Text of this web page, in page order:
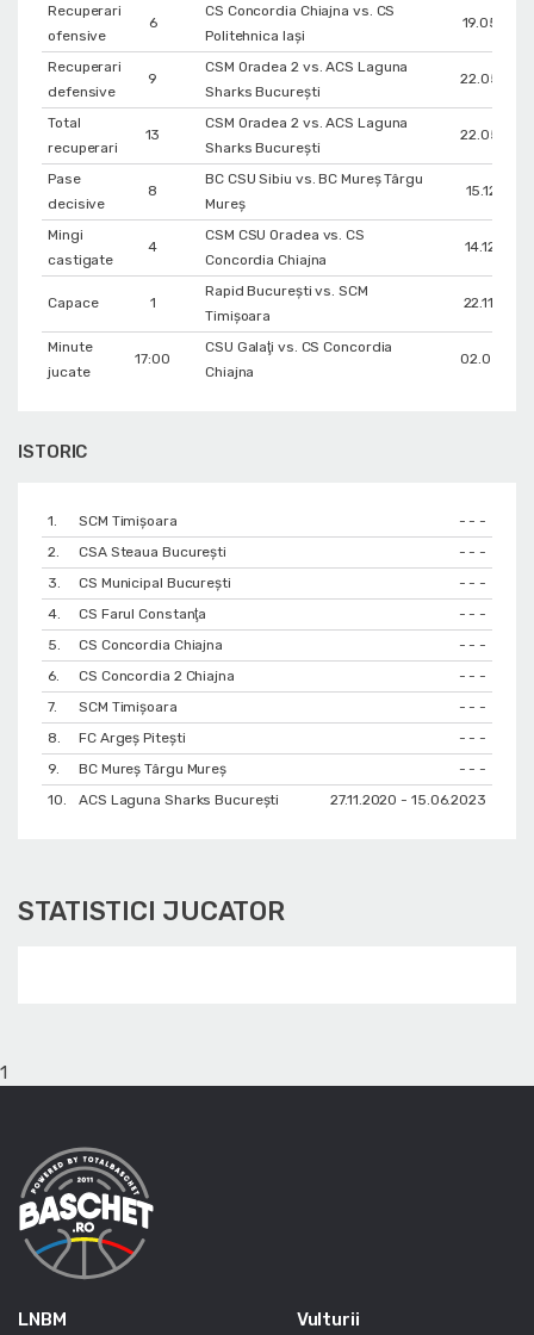
Recuperari
ofensive
6
CS Concordia Chiajna vs. CS
Politehnica Iași
19.05.2013
Recuperari
defensive
9
CSM Oradea 2 vs. ACS Laguna
Sharks București
Total
recuperari
13
CSM Oradea 2 vs. ACS Laguna
Sharks București
Pase
decisive
8
BC CSU Sibiu vs. BC Mureș Târgu
Mureș
15.12.2017
Mingi
castigate
4
CSM CSU Oradea vs. CS
Concordia Chiajna
14.12.2013
Capace 1
Rapid București vs. SCM
Timișoara
22.11.2008
Minute
jucate
17:00
CSU Galaţi vs. CS Concordia
Chiajna
ISTORIC
1. SCM Timișoara
- - -
2.
CSA Steaua București
- - -
3.
CS Municipal București
- - -
4.
CS Farul Constanţa
- - -
5.
CS Concordia Chiajna
- - -
6.
CS Concordia 2 Chiajna
- - -
7.
SCM Timișoara
- - -
8.
FC Argeș Pitești
- - -
9.
BC Mureș Târgu Mureș
- - -
10.
ACS Laguna Sharks București 27.11.2020 - 15.06.2023
STATISTICI JUCATOR
1
LNBM Vulturii